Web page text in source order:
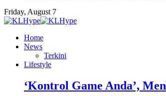
Friday, August 7
Home
News
Terkini
Lifestyle
‘Kontrol Game Anda’,